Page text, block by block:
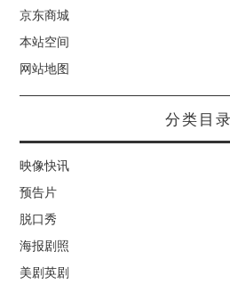
京东商城
本站空间
网站地图
分类目录
映像快讯
预告片
脱口秀
海报剧照
美剧英剧